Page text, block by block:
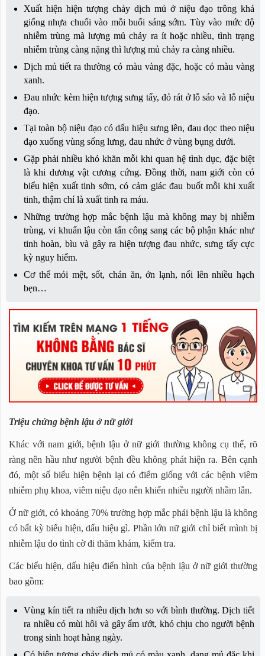
Xuất hiện hiện tượng chảy dịch mủ ở niệu đạo trông khá
giống nhựa chuối vào mỗi buổi sáng sớm. Tùy vào mức độ
nhiễm trùng mà lượng mủ chảy ra ít hoặc nhiều, tình trạng
nhiễm trùng càng nặng thì lượng mủ chảy ra càng nhiều.
Dịch mủ tiết ra thường có màu vàng đặc, hoặc có màu vàng
xanh.
Đau nhức kèm hiện tượng sưng tấy, đỏ rát ở lỗ sáo và lỗ niệu
đạo.
Tại toàn bộ niệu đạo có dấu hiệu sưng lên, đau dọc theo niệu
đạo xuống vùng sống lưng, đau nhức ở vùng bụng dưới.
Gặp phải nhiều khó khăn mỗi khi quan hệ tình dục, đặc biệt
là khi dương vật cương cứng. Đồng thời, nam giới còn có
biểu hiện xuất tinh sớm, có cảm giác đau buốt mỗi khi xuất
tinh, thậm chí là xuất tinh ra máu.
Những trường hợp mắc bệnh lậu mà không may bị nhiễm
trùng, vi khuẩn lậu còn tấn công sang các bộ phận khác như
tinh hoàn, bìu và gây ra hiện tượng đau nhức, sưng tấy cực
kỳ nguy hiểm.
Cơ thể mỏi mệt, sốt, chán ăn, ớn lạnh, nổi lên nhiều hạch
bẹn…
Triệu chứng bệnh lậu ở nữ giới
Khác với nam giới, bệnh lậu ở nữ giới thường không cụ thể, rõ
ràng nên hầu như người bệnh đều không phát hiện ra. Bên cạnh
đó, một số biểu hiện bệnh lại có điểm giống với các bệnh viêm
nhiễm phụ khoa, viêm niệu đạo nên khiến nhiều người nhầm lẫn.
Ở nữ giới, có khoảng 70% trường hợp mắc phải bệnh lậu là không
có bất kỳ biểu hiện, dấu hiệu gì. Phần lớn nữ giới chỉ biết mình bị
nhiễm lậu do tình cờ đi thăm khám, kiểm tra.
Các biểu hiện, dấu hiệu điển hình của bệnh lậu ở nữ giới thường
bao gồm:
Vùng kín tiết ra nhiều dịch hơn so với bình thường. Dịch tiết
ra nhiều có mùi hôi và gây ẩm ướt, khó chịu cho người bệnh
trong sinh hoạt hàng ngày.